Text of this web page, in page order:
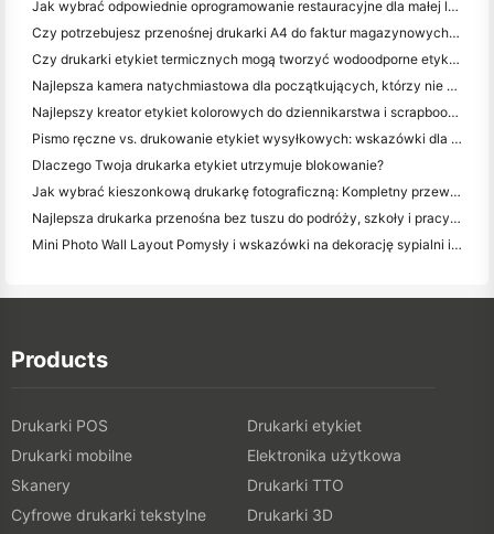
Jak wybrać odpowiednie oprogramowanie restauracyjne dla małej lub średniej restauracji
Czy potrzebujesz przenośnej drukarki A4 do faktur magazynowych? Co naprawdę działa
Czy drukarki etykiet termicznych mogą tworzyć wodoodporne etykiety dla produktów małych firm?
Najlepsza kamera natychmiastowa dla początkujących, którzy nie chcą marnować papieru
Najlepszy kreator etykiet kolorowych do dziennikarstwa i scrapbooking: dodaj więcej kolorów do każdej strony
Pismo ręczne vs. drukowanie etykiet wysyłkowych: wskazówki dla małych firm w 2026 roku
Dlaczego Twoja drukarka etykiet utrzymuje blokowanie?
Jak wybrać kieszonkową drukarkę fotograficzną: Kompletny przewodnik dla użytkowników dziennikarstwa, podróży i iPhone'a
Najlepsza drukarka przenośna bez tuszu do podróży, szkoły i pracy mobilnej: Hanin MT620 Pro Review
Mini Photo Wall Layout Pomysły i wskazówki na dekorację sypialni i dormitorium
Products
Drukarki POS
Drukarki etykiet
Drukarki mobilne
Elektronika użytkowa
Skanery
Drukarki TTO
Cyfrowe drukarki tekstylne
Drukarki 3D